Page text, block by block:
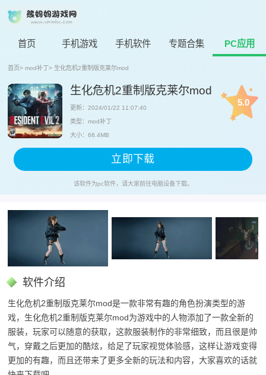
首页 手机游戏 手机软件 专题合集 PC应用
首页> mod补丁 > 生化危机2重制版克莱尔mod
生化危机2重制版克莱尔mod
更新：2024/01/22 11:07:40
类型：mod补丁
大小：68.4MB
5.0
立即下载
该软件为pc软件，请大家前往电脑设备下载。
软件介绍
生化危机2重制版克莱尔mod是一款非常有趣的角色扮演类型的游
戏，生化危机2重制版克莱尔mod为游戏中的人物添加了一款全新的
服装，玩家可以随意的获取，这款服装制作的非常细致，而且很是帅
气，穿戴之后更加的酷炫，给足了玩家视觉体验感，这样让游戏变得
更加的有趣，而且还带来了更多全新的玩法和内容，大家喜欢的话就